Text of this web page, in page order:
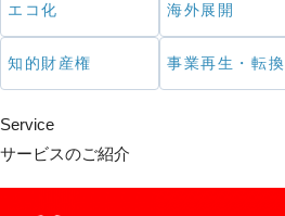
エコ化 海外展開
知的財産権 事業再生・転換
Service
サービスのご紹介